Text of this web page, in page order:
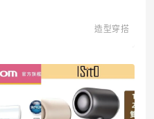
造型穿搭